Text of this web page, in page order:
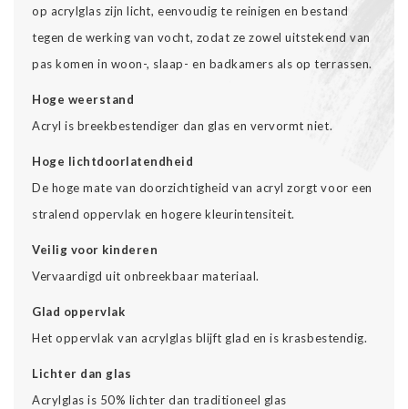
op acrylglas zijn licht, eenvoudig te reinigen en bestand
tegen de werking van vocht, zodat ze zowel uitstekend van
pas komen in woon-, slaap- en badkamers als op terrassen.
Hoge weerstand
Acryl is breekbestendiger dan glas en vervormt niet.
Hoge lichtdoorlatendheid
De hoge mate van doorzichtigheid van acryl zorgt voor een
stralend oppervlak en hogere kleurintensiteit.
Veilig voor kinderen
Vervaardigd uit onbreekbaar materiaal.
Glad oppervlak
Het oppervlak van acrylglas blijft glad en is krasbestendig.
Lichter dan glas
Acrylglas is 50% lichter dan traditioneel glas